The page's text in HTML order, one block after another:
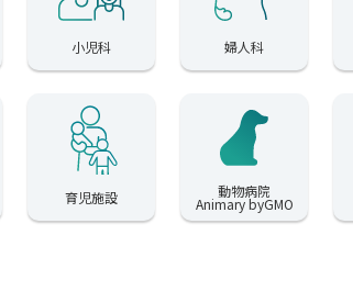
小児科 婦人科
育児施設 動物病院
Animary byGMO